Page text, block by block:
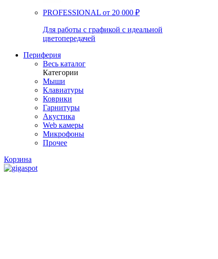
PROFESSIONAL от 20 000 ₽
Для работы с графикой с идеальной
цветопередачей
Периферия
Весь каталог
Категории
Мыши
Клавиатуры
Коврики
Гарнитуры
Акустика
Web камеры
Микрофоны
Прочее
Корзина